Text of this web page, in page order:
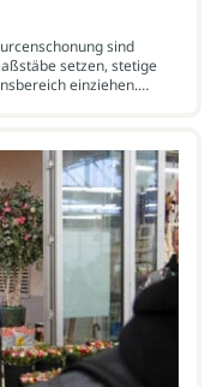
sind
setzen, stetige
einziehen.…